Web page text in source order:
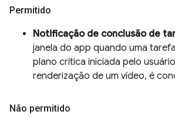
Permitido
Notificação de conclusão de
janela do app quando uma
plano crítica iniciada pelo
renderização de um vídeo, é
Não permitido